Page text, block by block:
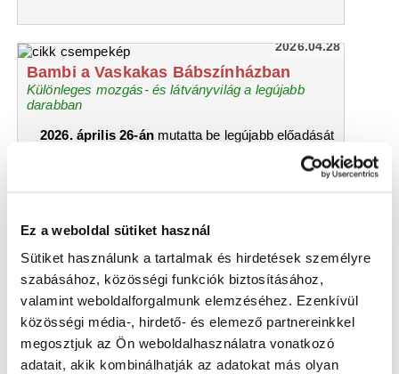
Ez a weboldal sütiket használ
Sütiket használunk a tartalmak és hirdetések személyre
szabásához, közösségi funkciók biztosításához,
valamint weboldalforgalmunk elemzéséhez. Ezenkívül
közösségi média-, hirdető- és elemező partnereinkkel
megosztjuk az Ön weboldalhasználatra vonatkozó
adatait, akik kombinálhatják az adatokat más olyan
2026.04.28
Bambi a Vaskakas Bábszínházban
Különleges mozgás- és látványvilág a legújabb
darabban
2026. április 26-án mutatta be legújabb előadását
a kis őzgida
szavakkal, hanemmozgással, tánccal és